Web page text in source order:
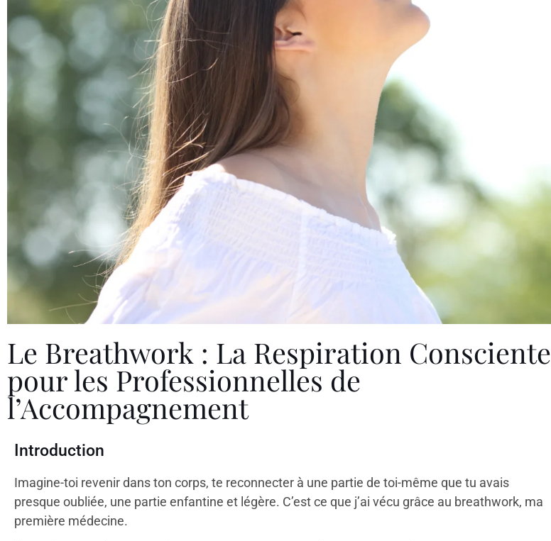
Le Breathwork : La Respiration Consciente
pour les Professionnelles de
l’Accompagnement
Introduction
Imagine-toi revenir dans ton corps, te reconnecter à une partie de toi-même que tu avais
presque oubliée, une partie enfantine et légère. C’est ce que j’ai vécu grâce au breathwork, ma
première médecine.